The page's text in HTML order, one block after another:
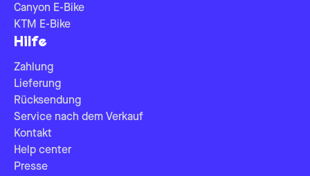
Canyon E-Bike
KTM E-Bike
Hilfe
Zahlung
Lieferung
Rücksendung
Service nach dem Verkauf
Kontakt
Help center
Presse